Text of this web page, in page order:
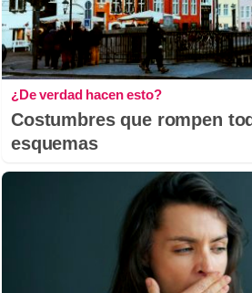
¿De verdad hacen esto?
Costumbres que rompen
esquemas